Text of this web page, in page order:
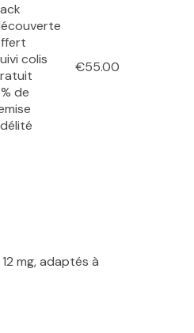
colis
de
€55.00
mg, adaptés à